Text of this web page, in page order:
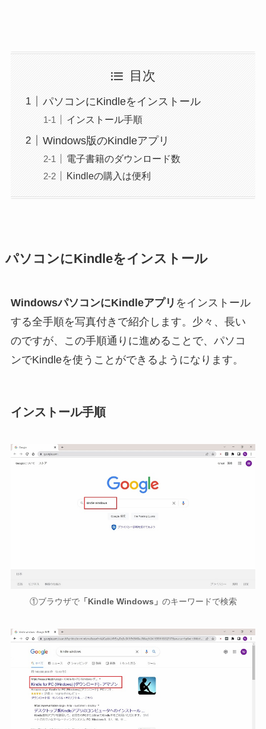
目次
パソコンにKindleをインストール
インストール手順
Windows版のKindleアプリ
電子書籍のダウンロード数
Kindleの購入は便利
パソコンにKindleをインストール
WindowsパソコンにKindleアプリ をインストール
する全手順を写真付きで紹介します。少々、長い
のですが、この手順通りに進めることで、パソコ
ンでKindleを使うことができるようになります。
インストール手順
①ブラウザで「Kindle Windows」 のキーワードで検索